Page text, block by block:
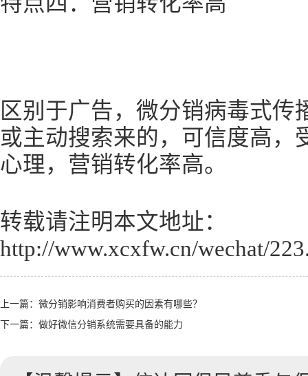
区别于广告，微分销病毒式传
或主动搜索来的，可信度高，
心理，营销转化率高。
转载请注明本文地址：
http://www.xcxfw.cn/wechat/
上一篇： 微分销影响消费者购买的因素有哪些？
下一篇： 做好微信分销系统需要具备的能力